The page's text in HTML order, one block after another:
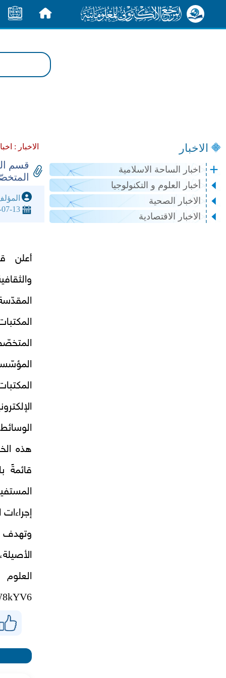
الاخبار
اخبار الساحة الاسلامية
أخبار العلوم و التكنولوجيا
الاخبار الصحية
الاخبار الاقتصادية
الاخبار :
قسم
07-13
أعلن
هذه
قائمةً
وتهدف